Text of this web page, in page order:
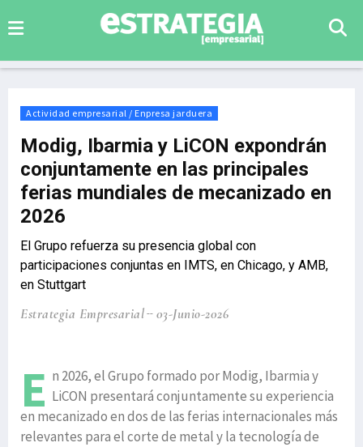
Actividad empresarial / Enpresa jarduera
Modig, Ibarmia y LiCON expondrán
conjuntamente en las principales
ferias mundiales de mecanizado en
2026
El Grupo refuerza su presencia global con
participaciones conjuntas en IMTS, en Chicago, y AMB,
en Stuttgart
Estrategia Empresarial 03-Junio-2026
E n 2026, el Grupo formado por Modig, Ibarmia y
LiCON presentará conjuntamente su experiencia
en mecanizado en dos de las ferias internacionales más
relevantes para el corte de metal y la tecnología de